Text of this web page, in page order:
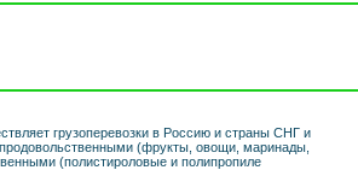
грузоперевозки в Россию и страны СНГ и
(фрукты, овощи, маринады,
(полистироловые и полипропиле